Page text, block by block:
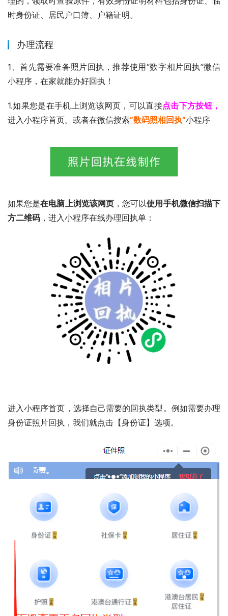
时身份证、居民户口簿、户籍证明。
办理流程
1、首先需要准备照片回执，推荐使用“数字相片回执”微信
小程序，在家就能办好回执！
1.如果您是在手机上浏览该网页，可以直接点击下方按钮，
进入小程序首页。或者在微信搜索”数码照相回执“小程序
如果您是在电脑上浏览该网页 ，您可以使用手机微信扫描下
方二维码 ，进入小程序在线办理回执单：
进入小程序首页，选择自己需要的回执类型。例如需要办理
身份证照片回执，我们就点击【身份证】选项。